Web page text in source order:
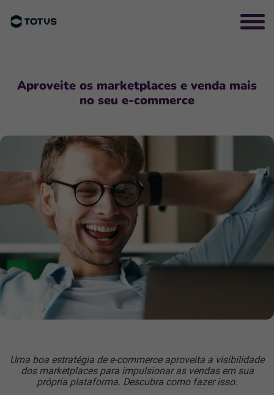
Aproveite os marketplaces e venda mais
no seu e-commerce
Uma boa estratégia de e-commerce aproveita a visibilidade
dos marketplaces para impulsionar as vendas em sua
própria plataforma. Descubra como fazer isso.